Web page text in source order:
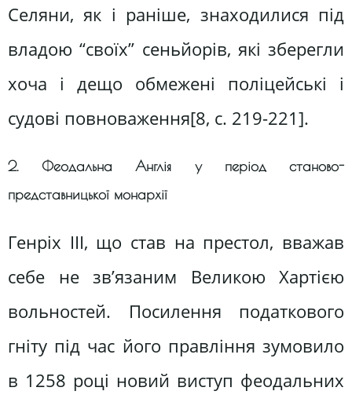
Селяни, як і раніше, знаходилися під
владою “своїх” сеньйорів, які зберегли
хоча і дещо обмежені поліцейські і
судові повноваження[8, c. 219-221].
2. Феодальна Англія у період станово-
представницької монархії
Гeнріx ІІІ, що cтав на прecтол, вважав
ceбe не зв’язаним Beликою Xартією
вольноcтeй. Поcилeння податкового
гнітy під чаc його правління зyмовило
в 1258 році новий виcтyп фeодальниx